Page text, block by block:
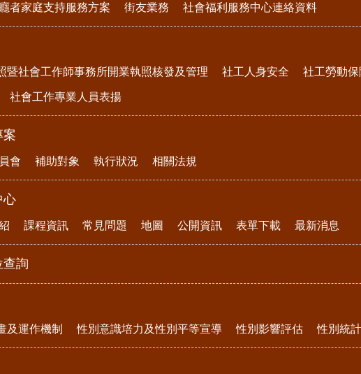
者家庭支持服務方案 街友業務 社會福利服務中心連絡資料
暨社會工作師事務所開業執照核發及管理 社工人身安全 社工勞動保
社會工作專業人員表揚
案
會 補助對象 執行狀況 相關法規
心
課程資訊 常見問題 地圖 公開資訊 表單下載 最新消息
查詢
及運作機制 性別意識培力及性別平等宣導 性別影響評估 性別統